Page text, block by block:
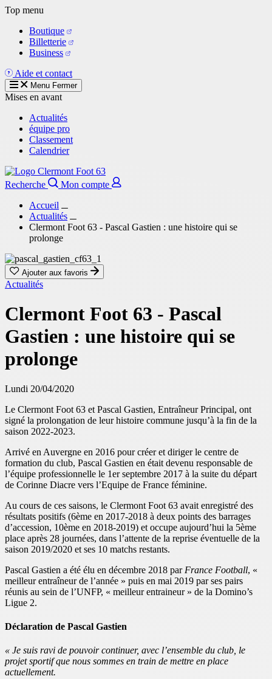
Aller
contenu
principal
Top menu
Boutique
Billetterie
Business
Aide et contact
Menu Fermer
Mises en avant
Actualités
équipe pro
Classement
Calendrier
Recherche
Mon compte
Accueil
Actualités
Clermont Foot 63 - Pascal Gastien : une histoire qui se
prolonge
Ajouter aux favoris
Actualités
Clermont Foot 63 - Pascal
Gastien : une histoire qui se
prolonge
Lundi 20/04/2020
Le Clermont Foot 63 et Pascal Gastien, Entraîneur Principal, ont
signé la prolongation de leur histoire commune jusqu’à la fin de la
saison 2022-2023.
Arrivé en Auvergne en 2016 pour créer et diriger le centre de
formation du club, Pascal Gastien en était devenu responsable de
l’équipe professionnelle le 1er septembre 2017 à la suite du départ
de Corinne Diacre vers l’Equipe de France féminine.
Au cours de ces saisons, le Clermont Foot 63 avait enregistré des
résultats positifs (6ème en 2017-2018 à deux points des barrages
d’accession, 10ème en 2018-2019) et occupe aujourd’hui la 5ème
place après 28 journées, dans l’attente de la reprise éventuelle de la
saison 2019/2020 et ses 10 matchs restants.
Pascal Gastien a été élu en décembre 2018 par France Football, «
meilleur entraîneur de l’année » puis en mai 2019 par ses pairs
réunis au sein de l’UNFP, « meilleur entraineur » de la Domino’s
Ligue 2.
Déclaration de Pascal Gastien
« Je suis ravi de pouvoir continuer, avec l’ensemble du club, le
projet sportif que nous sommes en train de mettre en place
actuellement.